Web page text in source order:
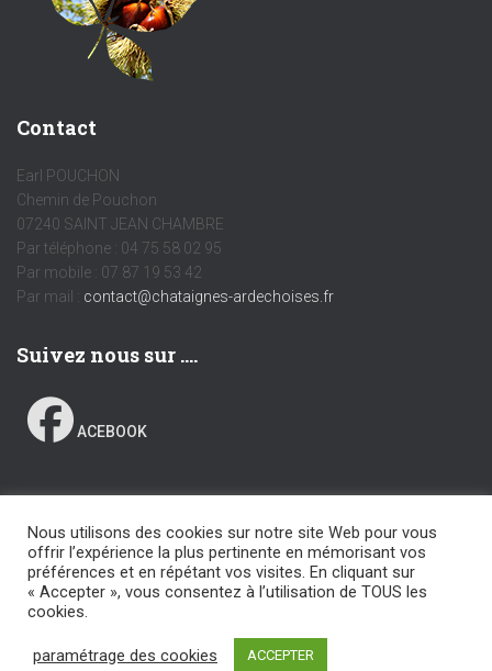
Contact
Earl POUCHON
Chemin de Pouchon
07240 SAINT JEAN CHAMBRE
Par téléphone : 04 75 58 02 95
Par mobile : 07 87 19 53 42
Par mail : contact@chataignes-ardechoises.fr
Suivez nous sur ….
ACEBOOK
MENTIONS LÉGALES POLITIQUE DE CONFIDENTIALITÉ
Hestia | Développé parThemeIsle
Nous utilisons des cookies sur notre site Web pour vous
offrir l’expérience la plus pertinente en mémorisant vos
préférences et en répétant vos visites. En cliquant sur
« Accepter », vous consentez à l’utilisation de TOUS les
cookies.
paramétrage des cookies ACCEPTER